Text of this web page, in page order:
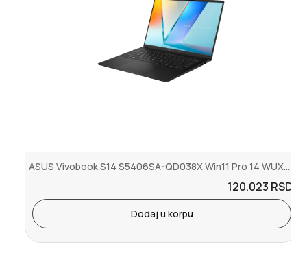
ASUS Vivobook S14 S5406SA-QD038X Win11 Pro 14 WUXGA OLED Core U7-25...
120.023 RSD.
Dodaj u korpu